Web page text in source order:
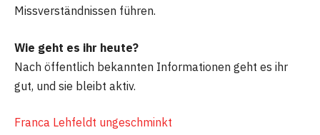
Missverständnissen führen.
Wie geht es ihr heute?
Nach öffentlich bekannten Informationen geht es ihr
gut, und sie bleibt aktiv.
Franca Lehfeldt ungeschminkt